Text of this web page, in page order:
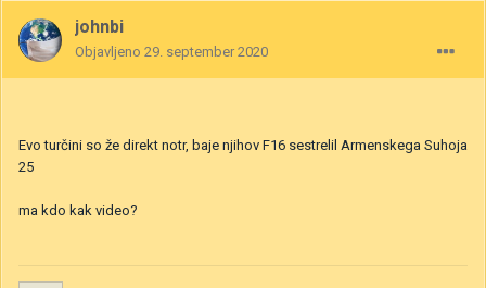
johnbi
Objavljeno 29. september 2020
Evo turčini so že direkt notr, baje njihov F16 sestrelil Armenskega Suhoja
25
ma kdo kak video?